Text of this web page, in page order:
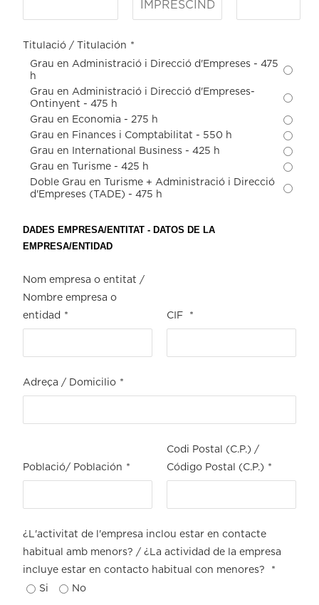
Titulació / Titulación *
Grau en Administració i Direcció d'Empreses - 475
h
Grau en Administració i Direcció d'Empreses-
Ontinyent - 475 h
Grau en Economia - 275 h
Grau en Finances i Comptabilitat - 550 h
Grau en International Business - 425 h
Grau en Turisme - 425 h
Doble Grau en Turisme + Administració i Direcció
d'Empreses (TADE) - 475 h
DADES EMPRESA/ENTITAT - DATOS DE LA
EMPRESA/ENTIDAD
Nom empresa o entitat /
Nombre empresa o
entidad * CIF *
Adreça / Domicilio *
Població/ Población *
Codi Postal (C.P.) /
Código Postal (C.P.) *
¿L'activitat de l'empresa inclou estar en contacte
habitual amb menors? / ¿La actividad de la empresa
incluye estar en contacto habitual con menores?
*
Si
No